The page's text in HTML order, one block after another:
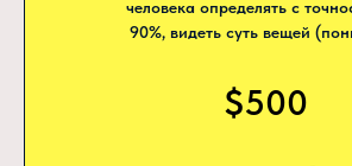
человека определять с
90%, видеть суть вещей
$500